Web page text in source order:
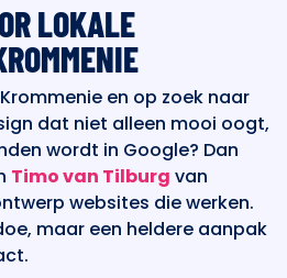
LOKALE
en op zoek naar
dat niet alleen mooi oogt,
wordt in Google? Dan
Timo van Tilburg van
websites die werken.
maar een heldere aanpak